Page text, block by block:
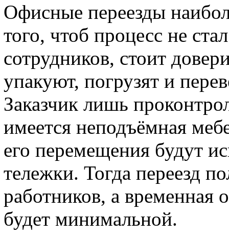
Офисные переезды
того, чтоб процесс не
сотрудников, стоит
упакуют, погрузят и
Заказчик лишь
имеется неподъёмная
его перемещения будут
тележки. Тогда переезд
работников, а временная
будет минимальной.